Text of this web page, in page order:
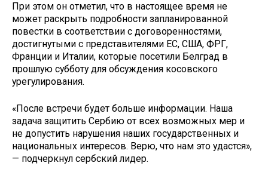
При этом он отметил, что в настоящее время не
может раскрыть подробности запланированной
повестки в соответствии с договоренностями,
достигнутыми с представителями ЕС, США, ФРГ,
Франции и Италии, которые посетили Белград в
прошлую субботу для обсуждения косовского
урегулирования.
«После встречи будет больше информации. Наша
задача защитить Сербию от всех возможных мер и
не допустить нарушения наших государственных и
национальных интересов. Верю, что нам это удастся»,
— подчеркнул сербский лидер.